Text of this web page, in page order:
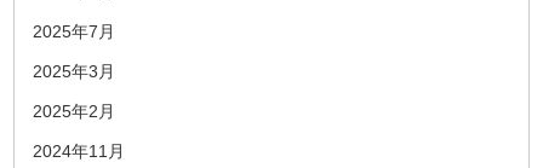
2025年7月
2025年3月
2025年2月
2024年11月